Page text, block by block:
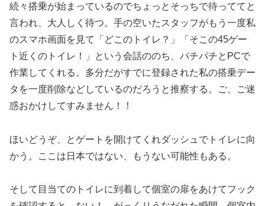
続々搭乗が始まっているのでちょっとそっちで待っててと
言われ、大人しく待つ。手の空いたスタッフがもう一度私
のスマホ画面を見て「どこのトイレ？」「そこの45ゲー
ト近くのトイレ！」という会話ののち、パチパチとPCで
作業してくれる。多分だがすでに登録された私の搭乗デー
タを一度削除などしているのだろうと推察する。ご、ご迷
惑おかけしてすみません！！
ほいどうぞ、とゲートを開けてくれダッシュでトイレに向
かう。ここは日本ではない、もうない可能性もある。
そして目当てのトイレに到着して個室の扉をあけてフック